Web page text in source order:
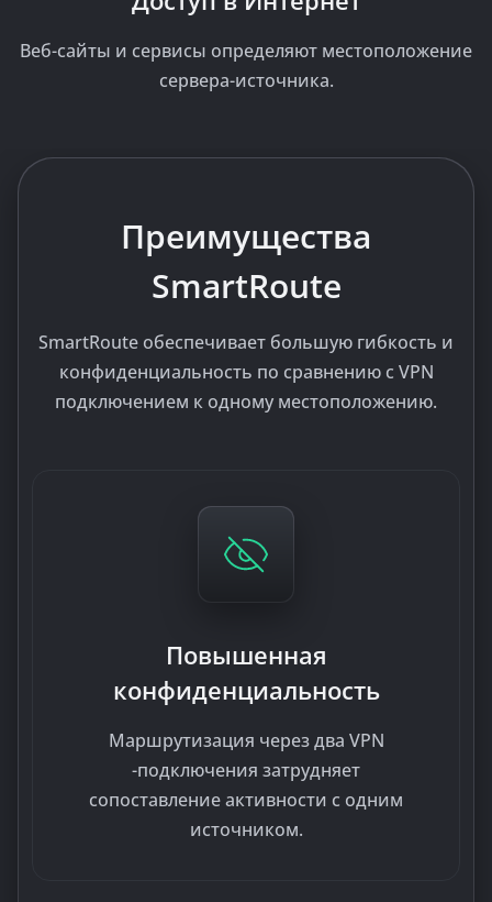
Веб-сайты и сервисы определяют местоположение
сервера-источника.
Преимущества
SmartRoute
SmartRoute обеспечивает большую гибкость и
конфиденциальность по сравнению с VPN
подключением к одному местоположению.
Повышенная
конфиденциальность
Маршрутизация через два VPN
-подключения затрудняет
сопоставление активности с одним
источником.